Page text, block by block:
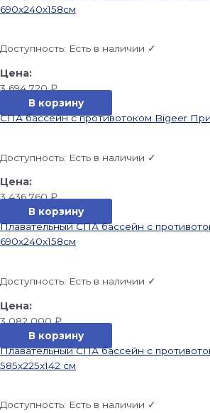
690x240x158см
Доступность: Есть в наличии ✓
3 694 720₽
В корзину
СПА бассейн с противотоком Bigeer
Доступность: Есть в наличии ✓
3 436 760₽
В корзину
Плавательный СПА бассейн с
690x240x158см
Доступность: Есть в наличии ✓
3 082 000₽
В корзину
Плавательный СПА бассейн с
585x225x142 см
Доступность: Есть в наличии ✓